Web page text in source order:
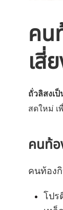
คน
เสี่
ถั่วลิสงเ
สดใหม่ เ
คนท้อ
คนท้อง
โปร